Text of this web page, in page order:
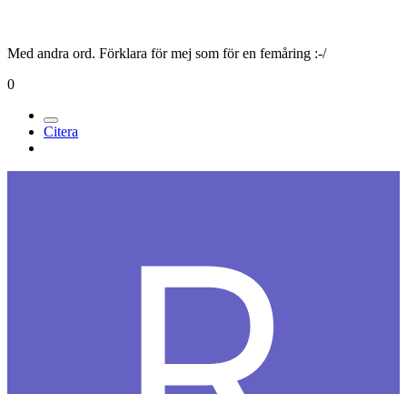
Med andra ord. Förklara för mej som för en femåring :-/
0
Citera